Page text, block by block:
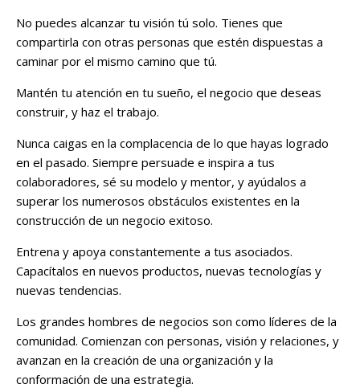
No puedes alcanzar tu visión tú solo. Tienes que
compartirla con otras personas que estén dispuestas a
caminar por el mismo camino que tú.
Mantén tu atención en tu sueño, el negocio que deseas
construir, y haz el trabajo.
Nunca caigas en la complacencia de lo que hayas logrado
en el pasado. Siempre persuade e inspira a tus
colaboradores, sé su modelo y mentor, y ayúdalos a
superar los numerosos obstáculos existentes en la
construcción de un negocio exitoso.
Entrena y apoya constantemente a tus asociados.
Capacítalos en nuevos productos, nuevas tecnologías y
nuevas tendencias.
Los grandes hombres de negocios son como líderes de la
comunidad. Comienzan con personas, visión y relaciones, y
avanzan en la creación de una organización y la
conformación de una estrategia.